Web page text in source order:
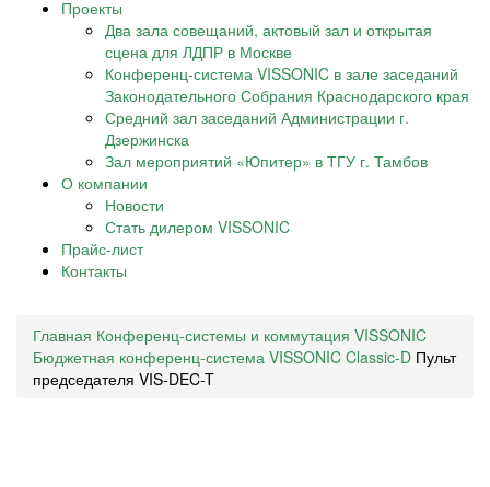
Проекты
Два зала совещаний, актовый зал и открытая
сцена для ЛДПР в Москве
Конференц-система VISSONIC в зале заседаний
Законодательного Собрания Краснодарского края
Средний зал заседаний Администрации г.
Дзержинска
Зал мероприятий «Юпитер» в ТГУ г. Тамбов
О компании
Новости
Стать дилером VISSONIC
Прайс-лист
Контакты
Главная Конференц-системы и коммутация VISSONIC
Бюджетная конференц-система VISSONIC Classic-D Пульт
председателя VIS-DEC-T